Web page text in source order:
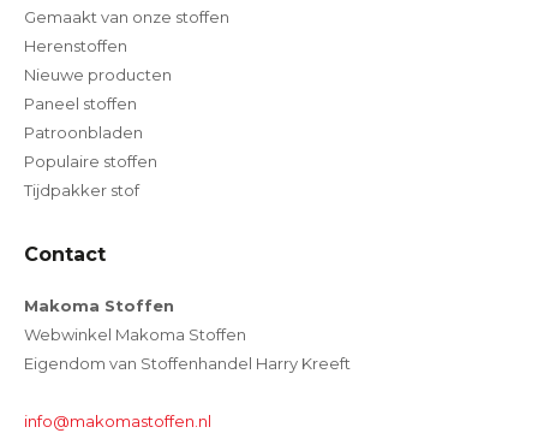
Gemaakt van onze stoffen
Herenstoffen
Nieuwe producten
Paneel stoffen
Patroonbladen
Populaire stoffen
Tijdpakker stof
Contact
Makoma Stoffen
Webwinkel Makoma Stoffen
Eigendom van Stoffenhandel Harry Kreeft
info@makomastoffen.nl